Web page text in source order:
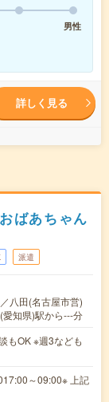
男性
詳しく見る
ばあちゃん
派遣
八田(名古屋市営)
知県)駅から---分
もOK ※週3なども
～09:00※ 上記